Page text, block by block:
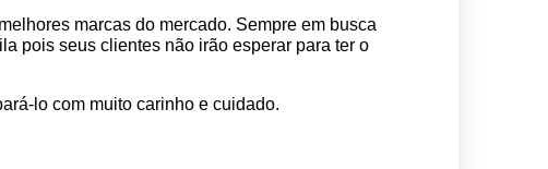
marcas do mercado. Sempre em busca
pois seus clientes não irão esperar para ter o
lo com muito carinho e cuidado.